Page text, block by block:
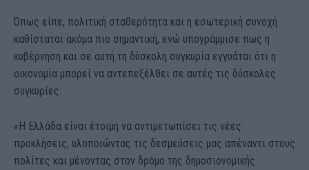
Όπως είπε, πολιτική σταθερότητα και η εσωτερική συνοχή
καθίσταται ακόμα πιο σημαντική, ενώ υπογράμμισε πως η
κυβέρνηση και σε αυτή τη δύσκολη συγκυρία εγγυάται ότι η
οικονομία μπορεί να αντεπεξέλθει σε αυτές τις δύσκολες
συγκυρίες.
«Η Ελλάδα είναι έτοιμη να αντιμετωπίσει τις νέες
προκλήσεις, υλοποιώντας τις δεσμεύσεις μας απέναντι στους
πολίτες και μένοντας στον δρόμο της δημοσιονομικής